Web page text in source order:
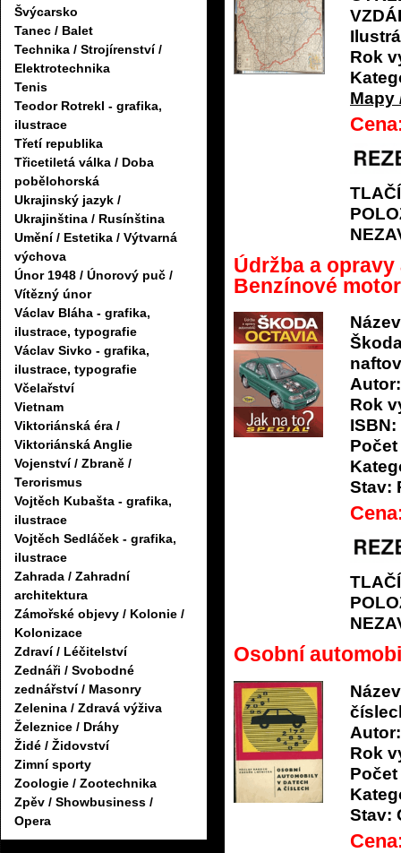
Švýcarsko
Tanec / Balet
Technika / Strojírenství /
Elektrotechnika
Tenis
Teodor Rotrekl - grafika,
ilustrace
Třetí republika
Třicetiletá válka / Doba
pobělohorská
Ukrajinský jazyk /
Ukrajinština / Rusínština
Umění / Estetika / Výtvarná
výchova
Únor 1948 / Únorový puč /
Vítězný únor
Václav Bláha - grafika,
ilustrace, typografie
Václav Sivko - grafika,
ilustrace, typografie
Včelařství
Vietnam
Viktoriánská éra /
Viktoriánská Anglie
Vojenství / Zbraně /
Terorismus
Vojtěch Kubašta - grafika,
ilustrace
Vojtěch Sedláček - grafika,
ilustrace
Zahrada / Zahradní
architektura
Zámořské objevy / Kolonie /
Kolonizace
Zdraví / Léčitelství
Zednáři / Svobodné
zednářství / Masonry
Zelenina / Zdravá výživa
Železnice / Dráhy
Židé / Židovství
Zimní sporty
Zoologie / Zootechnika
Zpěv / Showbusiness /
Opera
Rok
Mapy
Údržba a
Benzínové
Autor:
Rok
ISBN:
Stav:
Osobní
Autor:
Rok
Stav: